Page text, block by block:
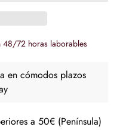
48/72 horas laborables
en cómodos plazos
a 50€ (Península)